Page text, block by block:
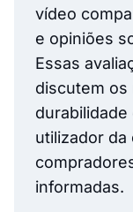
vídeo
e opiniões
Essas
discutem
utilizador da
informadas.